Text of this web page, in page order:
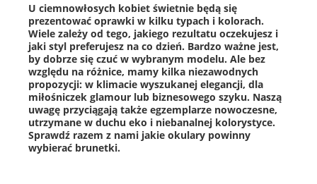
U ciemnowłosych kobiet świetnie będą się
prezentować oprawki w kilku typach i kolorach.
Wiele zależy od tego, jakiego rezultatu oczekujesz i
jaki styl preferujesz na co dzień. Bardzo ważne jest,
by dobrze się czuć w wybranym modelu. Ale bez
względu na różnice, mamy kilka niezawodnych
propozycji: w klimacie wyszukanej elegancji, dla
miłośniczek glamour lub biznesowego szyku. Naszą
uwagę przyciągają także egzemplarze nowoczesne,
utrzymane w duchu eko i niebanalnej kolorystyce.
Sprawdź razem z nami jakie okulary powinny
wybierać brunetki.